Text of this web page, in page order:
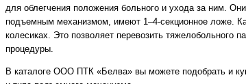
для облегчения положения больного и ухода за ним.
подъемным механизмом, имеют 1–4-секционное ложе.
колесиках. Это позволяет перевозить тяжелобольного
процедуры.
В каталоге ООО ПТК «Белва» вы можете подобрать и